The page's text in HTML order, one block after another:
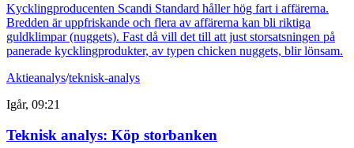
Kycklingproducenten Scandi Standard håller hög fart i affärerna.
Bredden är uppfriskande och flera av affärerna kan bli riktiga
guldklimpar (nuggets). Fast då vill det till att just storsatsningen på
panerade kycklingprodukter, av typen chicken nuggets, blir lönsam.
Aktieanalys/teknisk-analys
Igår, 09:21
Teknisk analys: Köp storbanken